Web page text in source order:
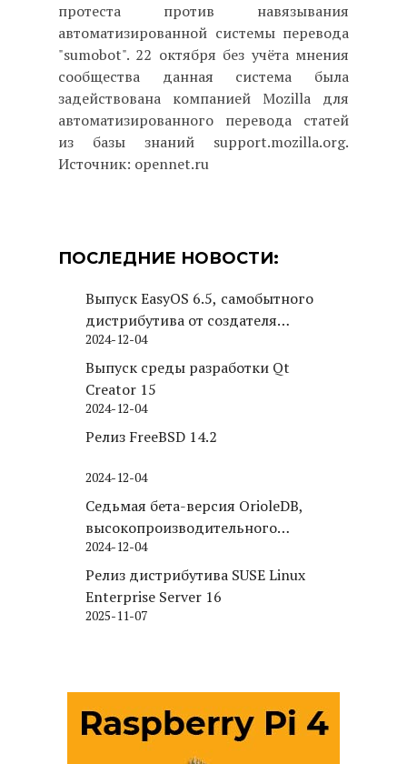
протеста против навязывания
автоматизированной системы перевода
"sumobot". 22 октября без учёта мнения
сообщества данная система была
задействована компанией Mozilla для
автоматизированного перевода статей
из базы знаний support.mozilla.org.
Источник: opennet.ru
ПОСЛЕДНИЕ НОВОСТИ:
Выпуск EasyOS 6.5, самобытного
дистрибутива от создателя
Puppy Linux
2024-12-04
Выпуск среды разработки Qt
Creator 15
2024-12-04
Релиз FreeBSD 14.2
2024-12-04
Седьмая бета-версия OrioleDB,
высокопроизводительного
движка хранения для PostgreSQL
2024-12-04
Релиз дистрибутива SUSE Linux
Enterprise Server 16
2025-11-07